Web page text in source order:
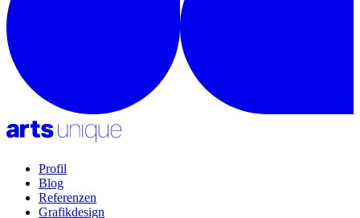
Profil
Blog
Referenzen
Grafikdesign